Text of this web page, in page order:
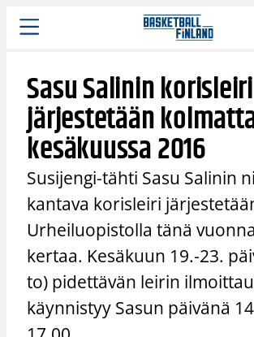
Siirry
sisältöön
Sasu Salinin korisleiri
järjestetään
kesäkuussa 2016
Susijengi-tähti Sasu Salinin
kantava korisleiri
Urheiluopistolla tänä
kertaa. Kesäkuun 19.-23.
to) pidettävän leirin
käynnistyy Sasun päivänä